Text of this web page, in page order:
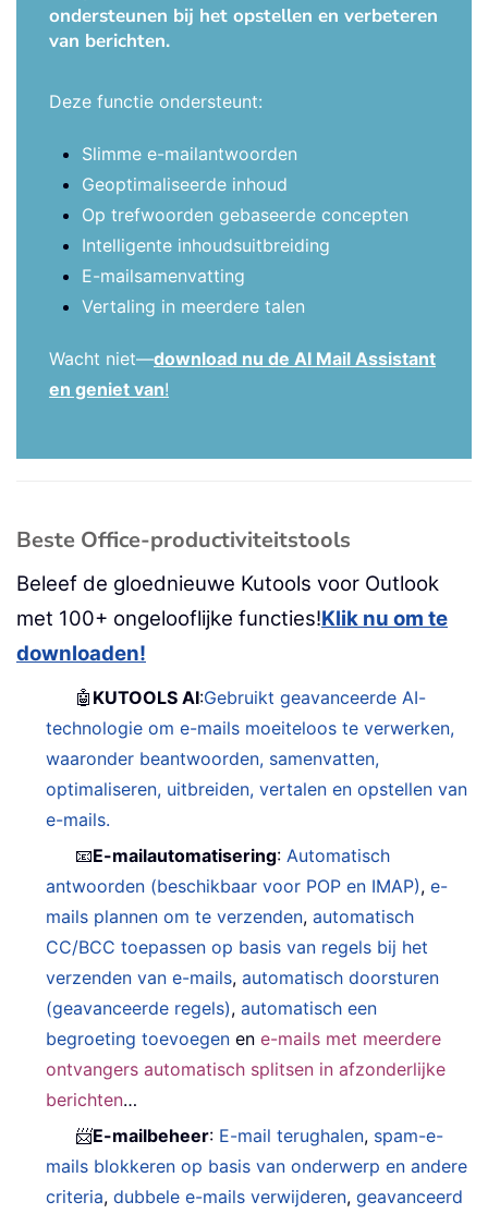
ondersteunen bij het opstellen en verbeteren
van berichten.
Deze functie ondersteunt:
Slimme e-mailantwoorden
Geoptimaliseerde inhoud
Op trefwoorden gebaseerde concepten
Intelligente inhoudsuitbreiding
E-mailsamenvatting
Vertaling in meerdere talen
Wacht niet—download nu de AI Mail Assistant
en geniet van!
Beste Office-productiviteitstools
Beleef de gloednieuwe Kutools voor Outlook
met 100+ ongelooflijke functies!Klik nu om te
downloaden!
🤖 KUTOOLS AI:Gebruikt geavanceerde AI-
technologie om e-mails moeiteloos te verwerken,
waaronder beantwoorden, samenvatten,
optimaliseren, uitbreiden, vertalen en opstellen van
e-mails.
📧E-mailautomatisering: Automatisch
antwoorden (beschikbaar voor POP en IMAP),e-
mails plannen om te verzenden,automatisch
CC/BCC toepassen op basis van regels bij het
verzenden van e-mails,automatisch doorsturen
(geavanceerde regels),automatisch een
begroeting toevoegen ene-mails met meerdere
ontvangers automatisch splitsen in afzonderlijke
berichten…
📨E-mailbeheer: E-mail terughalen, spam-e-
mails blokkeren op basis van onderwerp en andere
criteria,dubbele e-mails verwijderen,geavanceerd